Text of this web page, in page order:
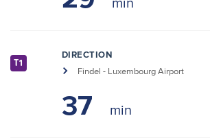
T1
DIRECTION
Findel - Luxembourg Airport
37